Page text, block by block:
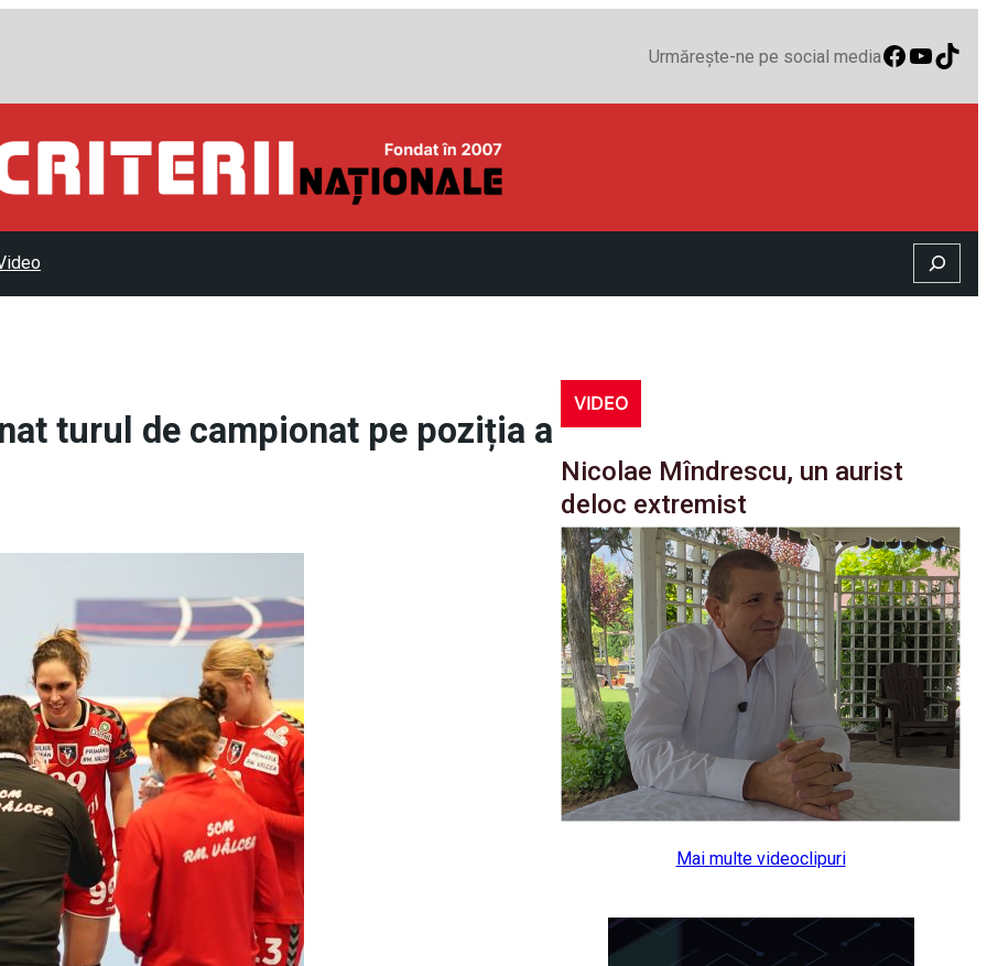
Urmărește-ne pe social media
Search
turul de campionat pe poziția a
VIDEO
Nicolae Mîndrescu, un aurist
deloc extremist
Mai multe videoclipuri